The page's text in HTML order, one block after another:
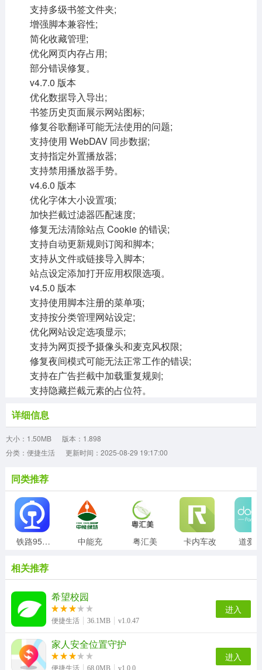
支持多级书签文件夹;
增强脚本兼容性;
简化收藏管理;
优化网页内存占用;
部分错误修复。
v4.7.0 版本
优化数据导入导出;
书签历史页面展示网站图标;
修复谷歌翻译可能无法使用的问题;
支持使用 WebDAV 同步数据;
支持指定外置播放器;
支持禁用播放器手势。
v4.6.0 版本
优化字体大小设置项;
加快拦截过滤器匹配速度;
修复无法清除站点 Cookie 的错误;
支持自动更新规则订阅和脚本;
支持从文件或链接导入脚本;
站点设定添加打开应用权限选项。
v4.5.0 版本
支持使用脚本注册的菜单项;
支持按分类管理网站设定;
优化网站设定选项显示;
支持为网页授予摄像头和麦克风权限;
修复夜间模式可能无法正常工作的错误;
支持在广告拦截中加载重复规则;
支持隐藏拦截元素的占位符。
详细信息
大小：1.50MB
版本：1.898
分类：便捷生活
更新时间：2025-08-29 19:17:00
同类推荐
铁路95306 中能充 粤汇美 卡内车改 道爱
相关推荐
希望校园
便捷生活 36.1MB v1.0.47
进入
家人安全位置守护
便捷生活 68.0MB v1.0.0
进入